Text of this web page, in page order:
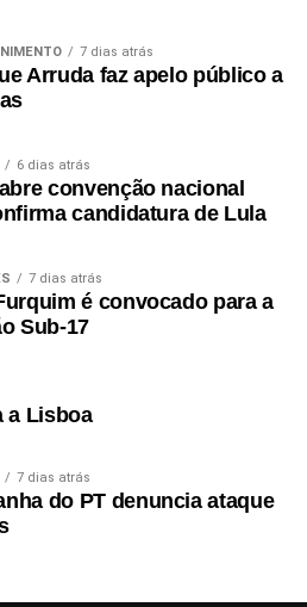
7 dias atrás
Arruda faz apelo público a
6 dias atrás
convenção nacional
candidatura de Lula
7 dias atrás
é convocado para a
Sub-17
a Lisboa
7 dias atrás
do PT denuncia ataque